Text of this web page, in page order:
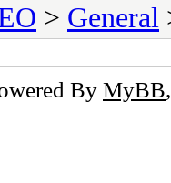
> General
By MyBB